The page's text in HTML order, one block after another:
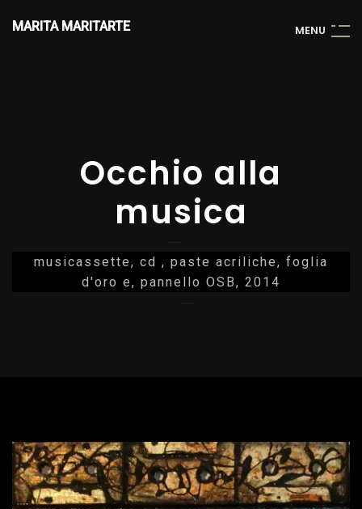
MARITA MARITARTE MENU
Occhio alla
musica
musicassette, cd , paste acriliche, foglia
d'oro e, pannello OSB, 2014